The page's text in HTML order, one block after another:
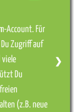
Account. Für
Zugriff auf
viele
Du
(z.B. neue
❯